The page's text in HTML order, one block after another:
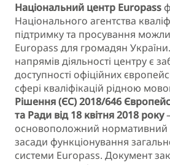
Національний центр Europass
Національного агентства
підтримку та просування
Europass для громадян
напрямів діяльності центру є
доступності офіційних
сфері кваліфікацій рідною
Рішення (ЄС) 2018/646
та Ради від 18 квітня 2018 року
основоположний нормативний
засади функціонування
системи Europass. Документ